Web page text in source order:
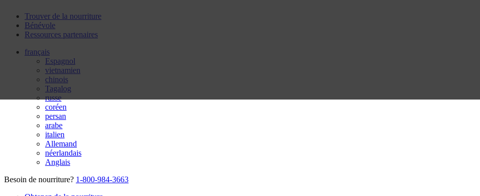
Trouver de la nourriture
Bénévole
Ressources partenaires
français
Espagnol
vietnamien
chinois
Tagalog
russe
coréen
persan
arabe
italien
Allemand
néerlandais
Anglais
Besoin de nourriture? 1-800-984-3663